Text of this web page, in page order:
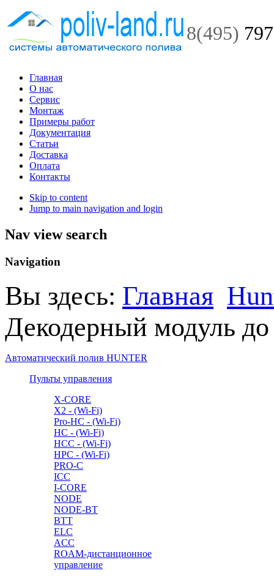
8(495)
Главная
О нас
Сервис
Монтаж
Примеры работ
Документация
Статьи
Доставка
Оплата
Контакты
Skip to content
Jump to main navigation and login
Nav view search
Navigation
Вы здесь: Главная
Декодерный модуль
Автоматический полив HUNTER
Пульты управления
X-CORE
X2 - (Wi-Fi)
Pro-HC - (Wi-Fi)
HC - (Wi-Fi)
HCC - (Wi-Fi)
HPC - (Wi-Fi)
PRO-C
ICC
I-CORE
NODE
NODE-BT
BTT
ELC
ACC
ROAM-дистанционное
управление